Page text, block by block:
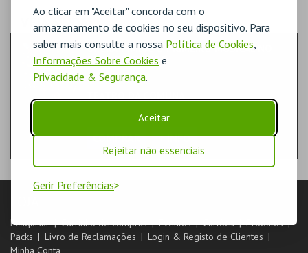
Ao clicar em "Aceitar" concorda com o
armazenamento de cookies no seu dispositivo. Para
saber mais consulte a nossa Política de Cookies,
Informações Sobre Cookies e
Privacidade & Segurança.
Aceitar
Rejeitar não essenciais
Gerir Preferências
VEJA AINDA:
ÓPERA-PIMBA! O PRIMEIRO MUSICAL NO
GELO DERRETIDO
COMPRAR + INFO
Pesquisar Carrinho de compras Eventos Cartões
Produtos
Packs
Livro de Reclamações
Login & Registo de Clientes
Minha Conta